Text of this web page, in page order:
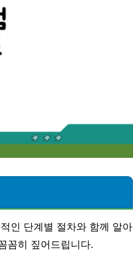
인 단계별 절차와 함께 알아
꼼히 짚어드립니다.